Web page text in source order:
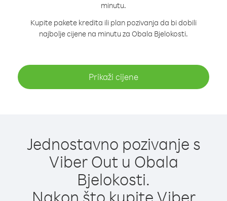
minutu.
Kupite pakete kredita ili plan pozivanja da bi dobili
najbolje cijene na minutu za Obala Bjelokosti.
Prikaži cijene
Jednostavno pozivanje s
Viber Out u Obala
Bjelokosti.
Nakon što kupite Viber